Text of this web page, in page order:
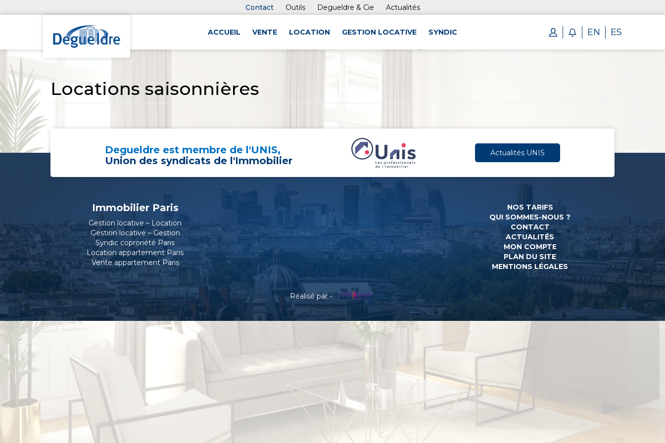
Contact Outils Degueldre & Cie Actualités
ACCUEIL VENTE LOCATION GESTION LOCATIVE SYNDIC EN ES
Locations saisonnières
Degueldre est membre de l'UNIS,
Union des syndicats de l'Immobilier
Actualités UNIS
Immobilier Paris
Gestion locative – Location
Gestion locative – Gestion
Syndic coproriété Paris
Location appartement Paris
Vente appartement Paris
NOS TARIFS
QUI SOMMES-NOUS ?
CONTACT
ACTUALITÉS
MON COMPTE
PLAN DU SITE
MENTIONS LÉGALES
Réalisé par -